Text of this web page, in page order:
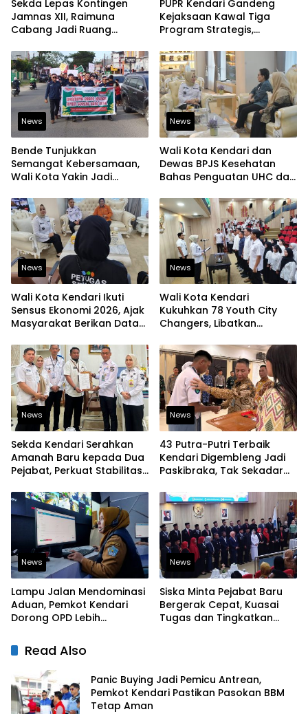
Sekda Lepas Kontingen
Jamnas XII, Raimuna
Cabang Jadi Ruang
dan Berjiwa Pemimpin
PUPR Kendari Gandeng
Kejaksaan Kawal Tiga
Program Strategis,
Bangun Infrastruktur
Berintegritas
News
Bende Tunjukkan
Semangat Kebersamaan,
Wali Kota Yakin Jadi
Lain
News
Wali Kota Kendari dan
Dewas BPJS Kesehatan
Bahas Penguatan UHC dan
Kesehatan
News
Wali Kota Kendari Ikuti
Sensus Ekonomi 2026, Ajak
Masyarakat Berikan Data
News
Wali Kota Kendari
Kukuhkan 78 Youth City
Changers, Libatkan
Perubahan Kota
News
Sekda Kendari Serahkan
Amanah Baru kepada Dua
Pejabat, Perkuat Stabilitas
News
43 Putra-Putri Terbaik
Kendari Digembleng Jadi
Paskibraka, Tak Sekadar
News
Lampu Jalan Mendominasi
Aduan, Pemkot Kendari
Dorong OPD Lebih
Laporan Warga
News
Siska Minta Pejabat Baru
Bergerak Cepat, Kuasai
Tugas dan Tingkatkan
Read Also
Panic Buying Jadi Pemicu Antrean,
Pemkot Kendari Pastikan Pasokan BBM
Tetap Aman